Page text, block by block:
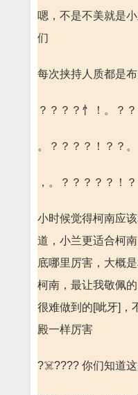
嗯，不是不美就是
们
每次挟持人质都是
？？？？忄！。？
。？？？？！？？。
，。？？？？？！
小时候觉得柯南应
道，小兰更适合柯
底哪里厉害，大概
柯南，最让我敬佩
很难做到的[呲牙]，
殿一样厉害
?☠️???? 你们知道这